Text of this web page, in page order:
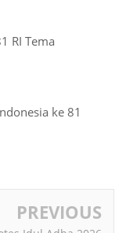
RI Tema
ke 81
PREVIOUS